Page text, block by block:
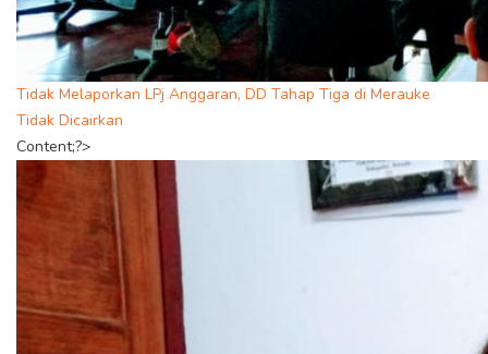
Tidak Melaporkan LPj Anggaran, DD Tahap Tiga di Merauke
Tidak Dicairkan
Content;?>